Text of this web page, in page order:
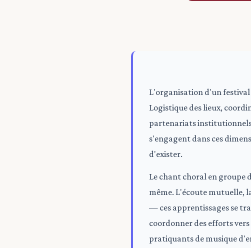
L'organisation d'un festival
Logistique des lieux,
partenariats institutionnels
s'engagent dans ces
d'exister.
Le chant choral en groupe
même. L'écoute mutuelle,
— ces apprentissages se
coordonner des efforts
pratiquants de musique